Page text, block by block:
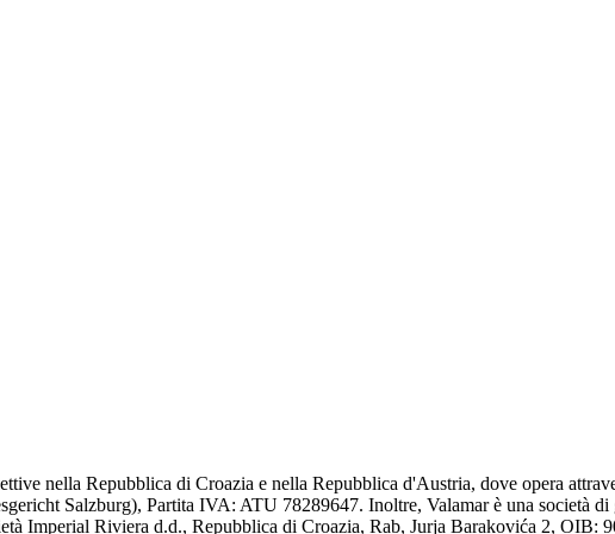
nella Repubblica di Croazia e nella Repubblica d'Austria, dove opera
Salzburg), Partita IVA: ATU 78289647. Inoltre, Valamar è una società
Imperial Riviera d.d., Repubblica di Croazia, Rab, Jurja Barakovića 2,